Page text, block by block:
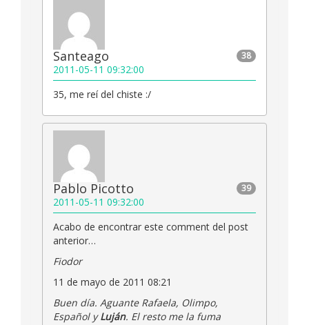
38
Santeago
2011-05-11 09:32:00
35, me reí del chiste :/
39
Pablo Picotto
2011-05-11 09:32:00
Acabo de encontrar este comment del post
anterior…
Fiodor
11 de mayo de 2011 08:21
Buen día. Aguante Rafaela, Olimpo,
Español yLuján. El resto me la fuma